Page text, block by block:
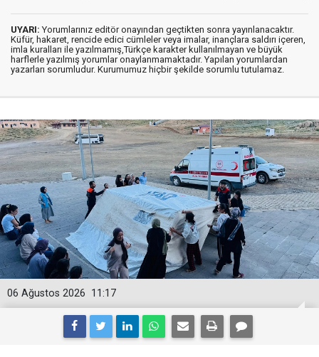
UYARI: Yorumlarınız editör onayından geçtikten sonra yayınlanacaktır.
Küfür, hakaret, rencide edici cümleler veya imalar, inançlara saldırı içeren,
imla kuralları ile yazılmamış,Türkçe karakter kullanılmayan ve büyük
harflerle yazılmış yorumlar onaylanmamaktadır. Yapılan yorumlardan
yazarları sorumludur. Kurumumuz hiçbir şekilde sorumlu tutulamaz.
11:17
06 Ağustos 2026